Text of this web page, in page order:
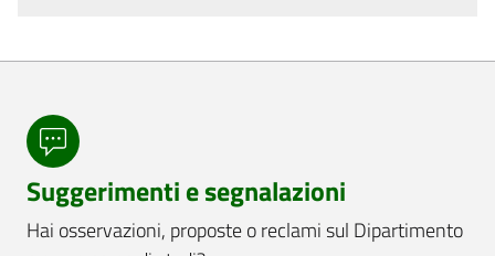
Suggerimenti e segnalazioni
Hai osservazioni, proposte o reclami sul Dipartimento